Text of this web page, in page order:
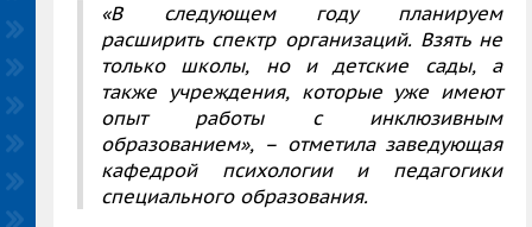
«В следующем году планируем
расширить спектр организаций. Взять не
только школы, но и детские сады, а
также учреждения, которые уже имеют
опыт работы с инклюзивным
образованием», – отметила заведующая
кафедрой психологии и педагогики
специального образования.